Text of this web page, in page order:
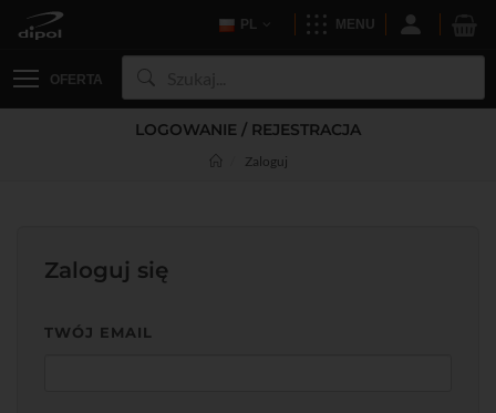
PL MENU
OFERTA
LOGOWANIE / REJESTRACJA
Zaloguj
Zaloguj się
TWÓJ EMAIL